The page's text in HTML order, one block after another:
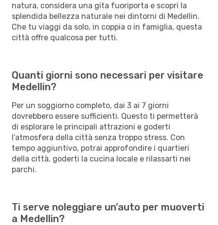
natura, considera una gita fuoriporta e scopri la
splendida bellezza naturale nei dintorni di Medellin.
Che tu viaggi da solo, in coppia o in famiglia, questa
città offre qualcosa per tutti.
Quanti giorni sono necessari per visitare
Medellin?
Per un soggiorno completo, dai 3 ai 7 giorni
dovrebbero essere sufficienti. Questo ti permetterà
di esplorare le principali attrazioni e goderti
l’atmosfera della città senza troppo stress. Con
tempo aggiuntivo, potrai approfondire i quartieri
della città, goderti la cucina locale e rilassarti nei
parchi.
Ti serve noleggiare un’auto per muoverti
a Medellin?